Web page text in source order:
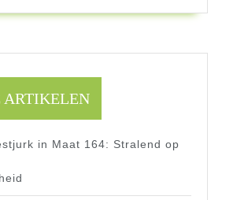
ARTIKELEN
in Maat 164: Stralend op